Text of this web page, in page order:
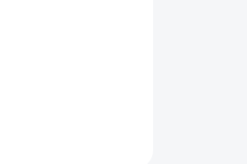
- mäkká, huňatá